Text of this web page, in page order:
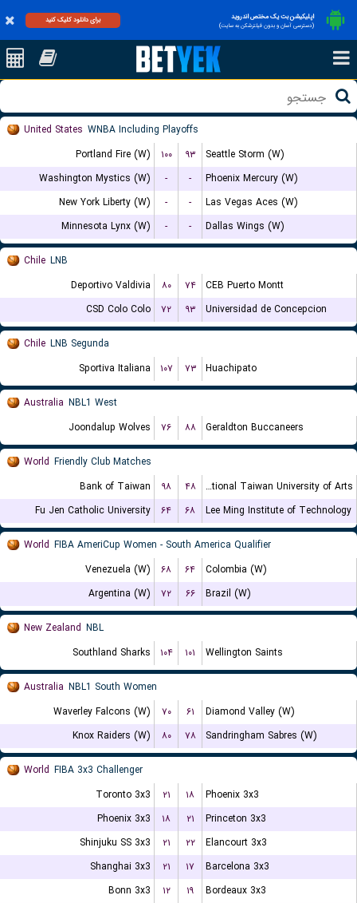
اپلیکیشن بت یک مختص اندروید
(دسترسی آسان و بدون فیلترشکن به سایت)
برای دانلود کلیک کنید
United States WNBA Including Playoffs
Portland Fire (W)
۱۰۰ ۹۳
Seattle Storm (W)
Washington Mystics (W)
- -
Phoenix Mercury (W)
New York Liberty (W)
- -
Las Vegas Aces (W)
Minnesota Lynx (W)
- - Dallas Wings (W)
Chile LNB
Deportivo Valdivia
۸۰ ۷۴
CEB Puerto Montt
CSD Colo Colo
۷۲ ۹۳ Universidad de Concepcion
Chile LNB Segunda
Sportiva Italiana
۱۰۷ ۷۳ Huachipato
Australia NBL1 West
Joondalup Wolves
۷۶ ۸۸ Geraldton Buccaneers
World Friendly Club Matches
Bank of Taiwan
۹۸ ۴۸
National Taiwan University of Arts
Fu Jen Catholic University
۶۴ ۶۸ Lee Ming Institute of Technology
World FIBA AmeriCup Women - South America Qualifier
Venezuela (W)
۶۸ ۶۴
Colombia (W)
Argentina (W)
۷۲ ۶۶ Brazil (W)
New Zealand NBL
Southland Sharks
۱۰۴ ۱۰۱ Wellington Saints
Australia NBL1 South Women
Waverley Falcons (W)
۷۰ ۶۱
Diamond Valley (W)
Knox Raiders (W)
۸۰ ۷۸ Sandringham Sabres (W)
World FIBA 3x3 Challenger
Toronto 3x3
۲۱ ۱۸
Phoenix 3x3
Phoenix 3x3
۱۸ ۲۱
Princeton 3x3
Shinjuku SS 3x3
۲۱ ۲۲
Elancourt 3x3
Shanghai 3x3
۲۱ ۱۷
Barcelona 3x3
Bonn 3x3
۱۲ ۱۹
Bordeaux 3x3